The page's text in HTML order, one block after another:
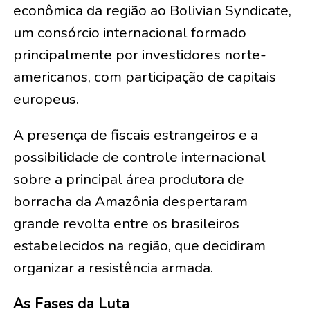
econômica da região ao Bolivian Syndicate,
um consórcio internacional formado
principalmente por investidores norte-
americanos, com participação de capitais
europeus.
A presença de fiscais estrangeiros e a
possibilidade de controle internacional
sobre a principal área produtora de
borracha da Amazônia despertaram
grande revolta entre os brasileiros
estabelecidos na região, que decidiram
organizar a resistência armada.
As Fases da Luta